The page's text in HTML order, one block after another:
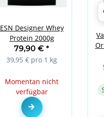
ESN Designer Whey
Protein 2000g
79,90 € *
39,95 € pro 1 kg
Momentan nicht
verfügbar
Zum Artikel